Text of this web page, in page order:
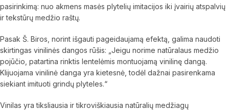
pasirinkimą: nuo akmens masės plytelių imitacijos iki įvairių atspalvių
ir tekstūrų medžio raštų.
Pasak Š. Biros, norint išgauti pageidaujamą efektą, galima naudoti
skirtingas vinilinės dangos rūšis: „Jeigu norime natūralaus medžio
pojūčio, patartina rinktis lentelėmis montuojamą vinilinę dangą.
Klijuojama vinilinė danga yra kietesnė, todėl dažnai pasirenkama
siekiant imituoti grindų plyteles.“
Vinilas yra tiksliausia ir tikroviškiausia natūralių medžiagų